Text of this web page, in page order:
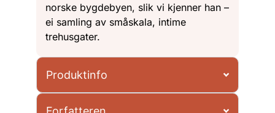
norske bygdebyen, slik vi kjenner han –
ei samling av småskala, intime
trehusgater.
Produktinfo